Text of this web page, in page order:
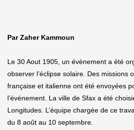
Par Zaher Kammoun
Le 30 Aout 1905, un évènement a été
observer l’éclipse solaire. Des missions
française et italienne ont été envoyées
l’événement. La ville de Sfax a été
Longitudes. L’équipe chargée de ce
du 8 août au 10 septembre.